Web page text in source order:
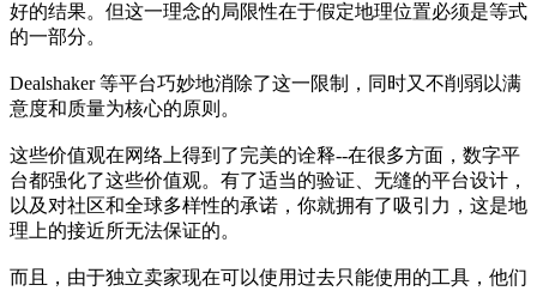
好的结果。但这一理念的局限性在于假定地理位置必须是等式
的一部分。
Dealshaker 等平台巧妙地消除了这一限制，同时又不削弱以满
意度和质量为核心的原则。
这些价值观在网络上得到了完美的诠释--在很多方面，数字平
台都强化了这些价值观。有了适当的验证、无缝的平台设计，
以及对社区和全球多样性的承诺，你就拥有了吸引力，这是地
理上的接近所无法保证的。
而且，由于独立卖家现在可以使用过去只能使用的工具，他们